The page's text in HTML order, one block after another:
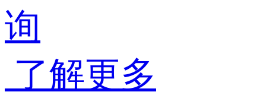
询
了解更多